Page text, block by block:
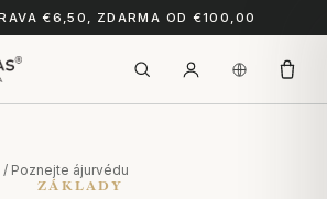
€6,50, ZDARMA OD €100,00
/ Poznejte ájurvédu
ZÁKLADY